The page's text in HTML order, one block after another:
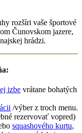
rozšíri vaše športové
Čunovskom jazere,
hrádzi.
izbe vrátane bohatých
/výber z troch menu.
rezervovať vopred)
squashového kurtu,